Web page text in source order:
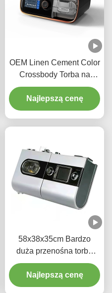
OEM Linen Cement Color
Crossbody Torba na
lunch Druk
termotransferowy
Najlepszą cenę
58x38x35cm Bardzo
duża przenośna torba
izolowana na żywność
Druk offsetowy
Najlepszą cenę